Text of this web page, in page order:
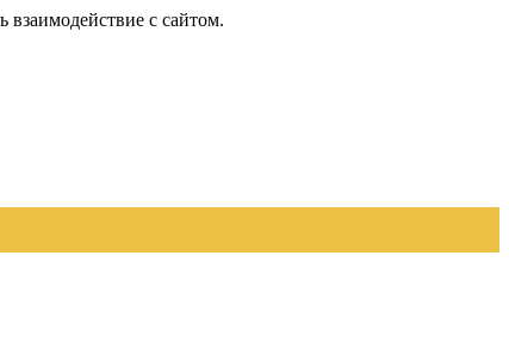
взаимодействие с сайтом.